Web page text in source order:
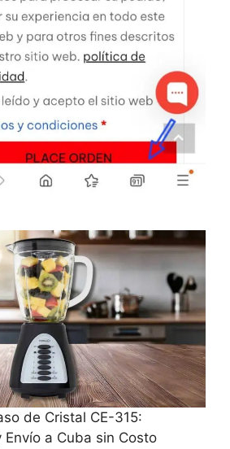
de Cristal CE-315:
Envío a Cuba sin Costo